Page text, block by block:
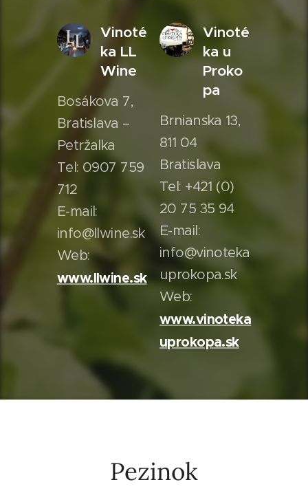
Vinoté
ka LL
Wine
Bosákova 7,
Bratislava –
Petržalka
Tel: 0907 759
712
E-mail:
info@llwine.sk
Web:
www.llwine.sk
Vinoté
ka u
Proko
pa
Brnianska 13,
811 04
Bratislava
Tel: +421 (0)
20 75 35 94
E-mail:
info@vinoteka
uprokopa.sk
Web:
www.vinoteka
uprokopa.sk
Pezinok